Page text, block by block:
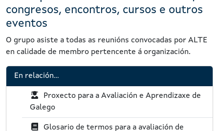
congresos, encontros, cursos e outros
eventos
O grupo asiste a todas as reunións convocadas por ALTE
en calidade de membro pertencente á organización.
En relación...
R
X
Proxecto para a Avaliación e Aprendizaxe de
Galego
Glosario de termos para a avaliación de